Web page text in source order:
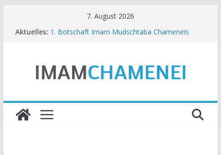
7. August 2026
Aktuelles: 1. Botschaft Imam Mudschtaba Chameneis
Chameneis
3. Botschaft Imam Mudschtaba Chameneis zu
2. Botschaft Imam Mudschtaba Chameneis